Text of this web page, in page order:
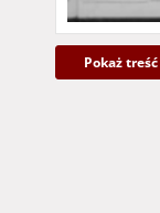
Pokaż treść